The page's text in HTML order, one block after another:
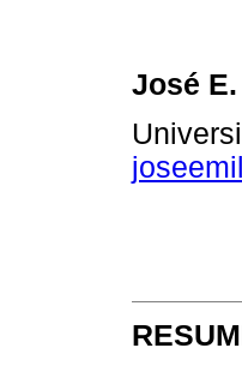
José